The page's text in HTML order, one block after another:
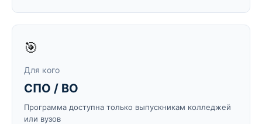
🎯
Для кого
СПО / ВО
Программа доступна только выпускникам колледжей
или вузов